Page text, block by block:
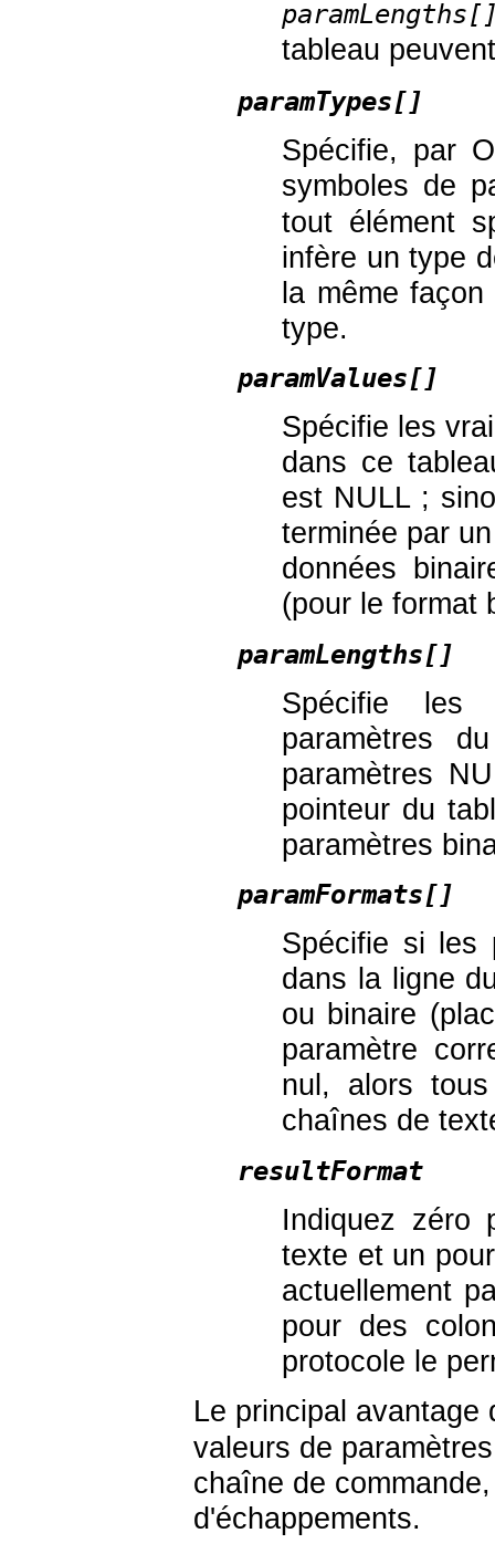
tableau
paramTypes[]
Spécifie, par
symboles de
tout élément
infère un type
la même
type.
paramValues[]
Spécifie les
dans ce
est NULL ;
terminée par
données
(pour le format
paramLengths[]
Spécifie les
paramètres
paramètres
pointeur du
paramètres
paramFormats[]
Spécifie si les
dans la ligne
ou binaire
paramètre
nul, alors
chaînes de
resultFormat
Indiquez zéro
texte et un
actuellement
pour des
protocole le
Le principal avantage
valeurs de
chaîne de
d'échappements.